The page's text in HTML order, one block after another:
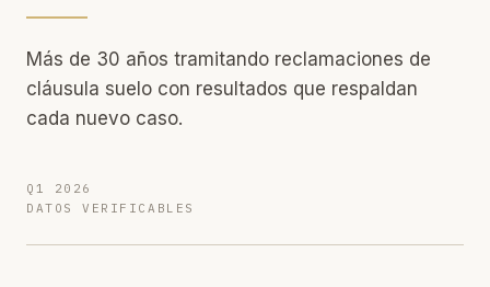
Más de 30 años tramitando reclamaciones de
cláusula suelo con resultados que respaldan
cada nuevo caso.
Q1 2026
DATOS VERIFICABLES